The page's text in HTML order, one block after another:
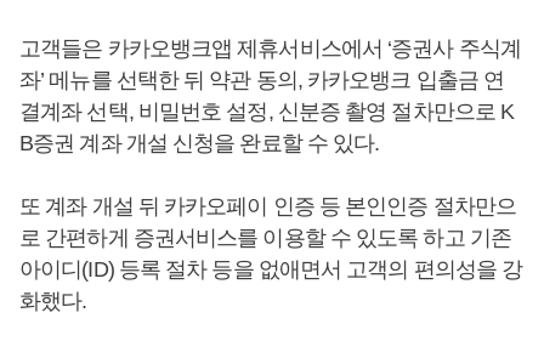
고객들은 카카오뱅크앱 제휴서비스에서 ‘증권사 주식계
좌’ 메뉴를 선택한 뒤 약관 동의, 카카오뱅크 입출금 연
결계좌 선택, 비밀번호 설정, 신분증 촬영 절차만으로 K
B증권 계좌 개설 신청을 완료할 수 있다.
또 계좌 개설 뒤 카카오페이 인증 등 본인인증 절차만으
로 간편하게 증권서비스를 이용할 수 있도록 하고 기존
아이디(ID) 등록 절차 등을 없애면서 고객의 편의성을 강
화했다.